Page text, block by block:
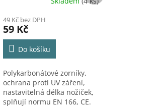
49 Kč bez DPH
59 Kč
Do košíku
Polykarbonátové zorníky,
ochrana proti UV záření,
nastavitelná délka nožiček,
splňují normu EN 166, CE.